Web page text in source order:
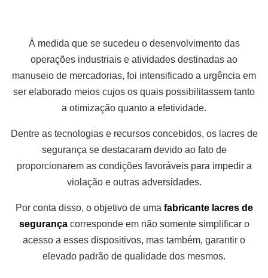
À medida que se sucedeu o desenvolvimento das
operações industriais e atividades destinadas ao
manuseio de mercadorias, foi intensificado a urgência em
ser elaborado meios cujos os quais possibilitassem tanto
a otimização quanto a efetividade.
Dentre as tecnologias e recursos concebidos, os lacres de
segurança se destacaram devido ao fato de
proporcionarem as condições favoráveis para impedir a
violação e outras adversidades.
Por conta disso, o objetivo de uma fabricante lacres de
segurançacorresponde em não somente simplificar o
acesso a esses dispositivos, mas também, garantir o
elevado padrão de qualidade dos mesmos.